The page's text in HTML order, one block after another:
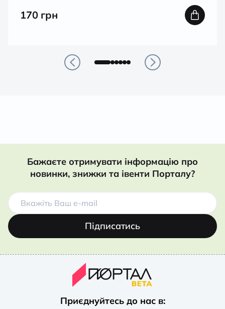
170 грн
Бажаєте отримувати інформацію про
новинки, знижки та івенти Порталу?
Підписатись
Приєднуйтесь до нас в: